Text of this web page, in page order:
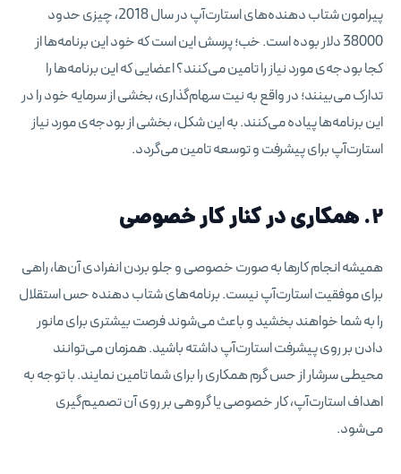
پیرامون شتاب دهنده‌های استارت‌آپ در سال 2018، چیزی حدود
38000 دلار بوده است. خب؛ پرسش این است که خود این برنامه‌ها از
کجا بودجه‌ی مورد نیاز را تامین می‌کنند؟ اعضایی که این برنامه‌ها را
تدارک می‌بینند؛ در واقع به نیت سهام‌گذاری، بخشی از سرمایه‌ خود را در
این برنامه‌ها پیاده می‌کنند. به این شکل، بخشی از بودجه‌ی مورد نیاز
استارت‌آپ برای پیشرفت و توسعه تامین می‌گردد.
2. همکاری در کنار کار خصوصی
همیشه انجام کارها به صورت خصوصی و جلو بردن انفرادی آن‌ها، راهی
برای موفقیت استارت‌آپ نیست. برنامه‌های شتاب دهنده حس استقلال
را به شما خواهند بخشید و باعث می‌شوند فرصت بیشتری برای مانور
دادن بر روی پیشرفت استارت‌آپ داشته باشید. همزمان می‌توانند
محیطی سرشار از حس گرم همکاری را برای شما تامین نمایند. با توجه به
اهداف استارت‌آپ، کار خصوصی یا گروهی بر روی آن تصمیم‌گیری
می‌شود.